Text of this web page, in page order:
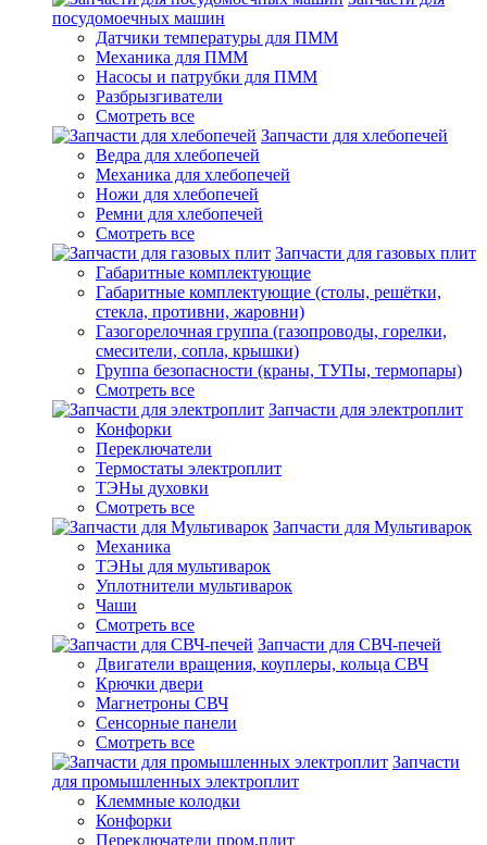
посудомоечных машин
Датчики температуры для ПММ
Механика для ПММ
Насосы и патрубки для ПММ
Разбрызгиватели
Смотреть все
Запчасти для хлебопечей
Ведра для хлебопечей
Механика для хлебопечей
Ножи для хлебопечей
Ремни для хлебопечей
Смотреть все
Запчасти для газовых плит
Габаритные комплектующие
Габаритные комплектующие (столы, решётки,
стекла, противни, жаровни)
Газогорелочная группа (газопроводы, горелки,
смесители, сопла, крышки)
Группа безопасности (краны, ТУПы, термопары)
Смотреть все
Запчасти для электроплит
Конфорки
Переключатели
Термостаты электроплит
ТЭНы духовки
Смотреть все
Запчасти для Мультиварок
Механика
ТЭНы для мультиварок
Уплотнители мультиварок
Чаши
Смотреть все
Запчасти для СВЧ-печей
Двигатели вращения, коуплеры, кольца СВЧ
Крючки двери
Магнетроны СВЧ
Сенсорные панели
Смотреть все
Запчасти
для промышленных электроплит
Клеммные колодки
Конфорки
Переключатели пром.плит